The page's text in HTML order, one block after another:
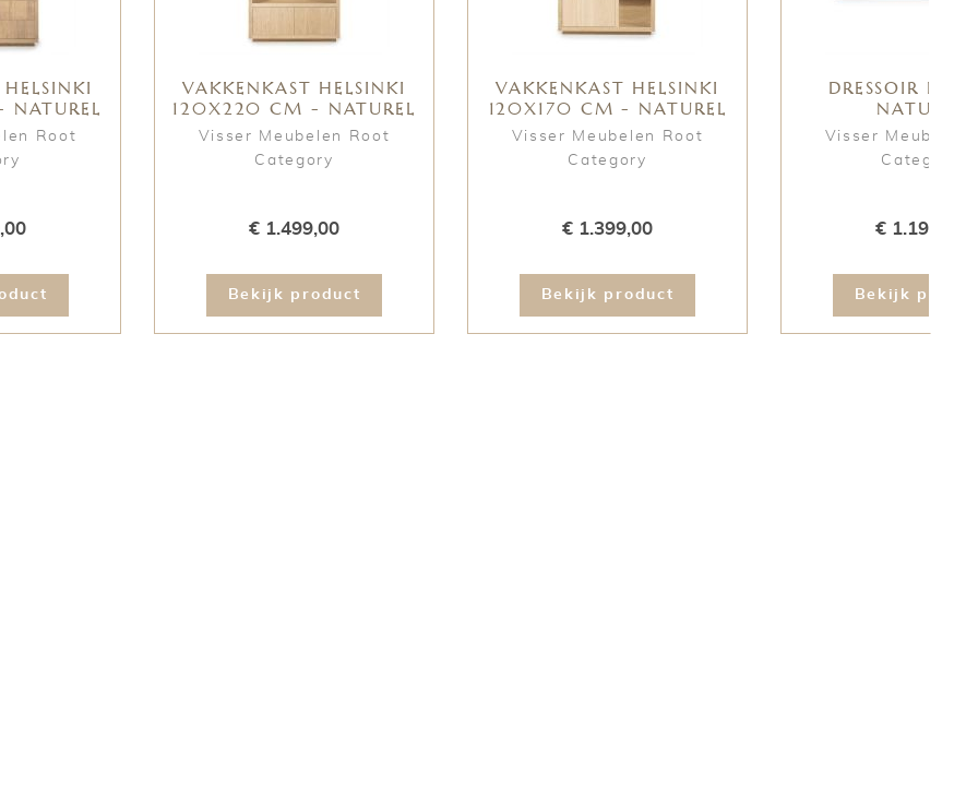
Root
VAKKENKAST HELSINKI
120X220 CM - NATUREL
Visser Meubelen Root
Category
€ 1.499,00
Bekijk product
VAKKENKAST HELSINKI
120X170 CM - NATUREL
Visser Meubelen Root
Category
€ 1.399,00
Bekijk product
DRESSOIR
NATUREL
Visser Meubelen
Category
€ 1.199,00
Bekijk